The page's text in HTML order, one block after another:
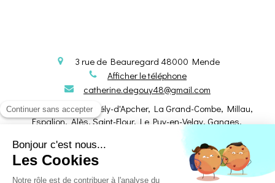
3 rue de Beauregard 48000 Mende
Afficher le téléphone
catherine.degouy48@gmail.com
Marvejols, Saint-Chély-d'Apcher, La Grand-Combe, Millau,
Espalion, Alès, Saint-Flour, Le Puy-en-Velay, Ganges,
Plan du site